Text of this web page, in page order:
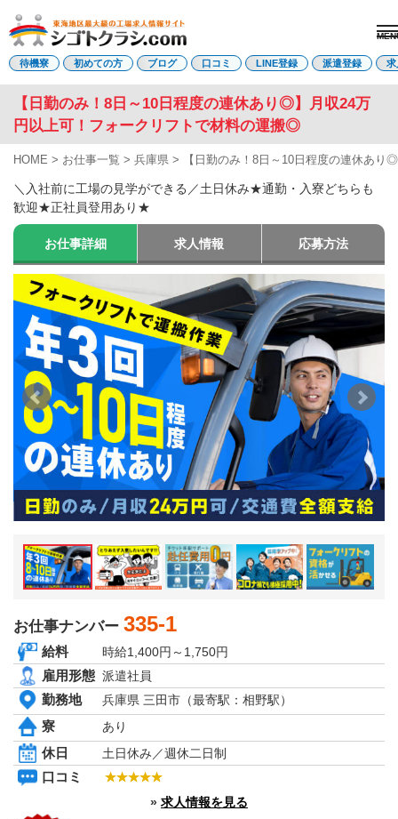
電話受付はこちら
トップページ
初めての方へ
待機寮について
求人を探す
全ての求人
東海エリア
愛知県
三重県
岐阜県
静岡県
関西エリア
滋賀県
京都府
大阪府
兵庫県
奈良県
和歌山県
関東エリア
茨城県
群馬県
埼玉県
千葉県
東北エリア
青森県
岩手県
秋田県
宮城県
山形県
福島県
北海道エリア
北海道
新潟県
待機寮 初めての方 ブログ 口コミ LINE登録 派遣登録 求
【日勤のみ！8日～10日程度の連休あり◎】月収24万
円以上可！フォークリフトで材料の運搬◎
HOME > お仕事一覧 > 兵庫県 > 【日勤のみ！8日～10日程度の連休あ
＼入社前に工場の見学ができる／土日休み★通勤・入寮どちらも
歓迎★正社員登用あり★
お仕事詳細 求人情報 応募方法
お仕事ナンバー 335-1
給料 時給1,400円～1,750円
雇用形態 派遣社員
勤務地 兵庫県 三田市（最寄駅：相野駅）
寮 あり
休日 土日休み／週休二日制
口コミ
» 求人情報を見る